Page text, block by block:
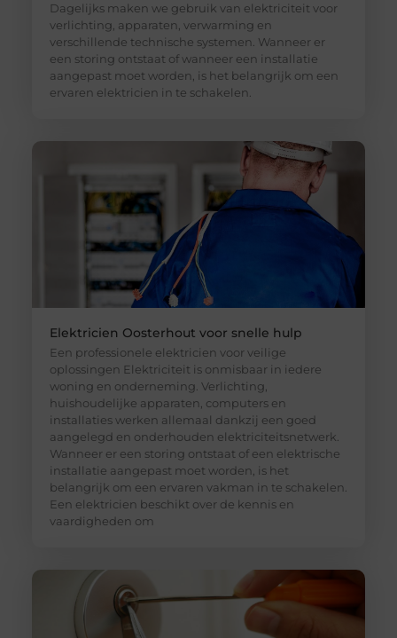
Dagelijks maken we gebruik van elektriciteit voor
verlichting, apparaten, verwarming en
verschillende technische systemen. Wanneer er
een storing ontstaat of wanneer een installatie
aangepast moet worden, is het belangrijk om een
ervaren elektricien in te schakelen.
Elektricien Oosterhout voor snelle hulp
Een professionele elektricien voor veilige
oplossingen Elektriciteit is onmisbaar in iedere
woning en onderneming. Verlichting,
huishoudelijke apparaten, computers en
installaties werken allemaal dankzij een goed
aangelegd en onderhouden elektriciteitsnetwerk.
Wanneer er een storing ontstaat of een elektrische
installatie aangepast moet worden, is het
belangrijk om een ervaren vakman in te schakelen.
Een elektricien beschikt over de kennis en
vaardigheden om